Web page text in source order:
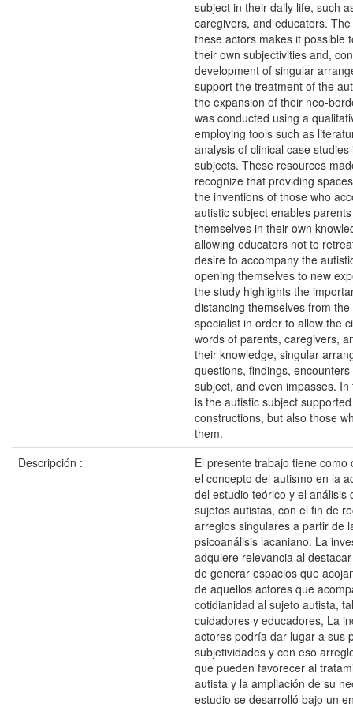
subject in their daily life, such
caregivers, and educators.
these actors makes it possible
their own subjectivities and,
development of singular
support the treatment of the
the expansion of their neo-
was conducted using a
employing tools such as
analysis of clinical case
subjects. These resources
recognize that providing
the inventions of those who
autistic subject enables
themselves in their own
allowing educators not to
desire to accompany the
opening themselves to new
the study highlights the
distancing themselves from
specialist in order to allow the
words of parents, caregivers,
their knowledge, singular
questions, findings,
subject, and even impasses. In
is the autistic subject
constructions, but also those
them.
Descripción :
El presente trabajo tiene como
el concepto del autismo en la
del estudio teórico y el análisis
sujetos autistas, con el fin de
arreglos singulares a partir de
psicoanálisis lacaniano. La
adquiere relevancia al
de generar espacios que
de aquellos actores que
cotidianidad al sujeto autista,
cuidadores y educadores, La
actores podría dar lugar a sus
subjetividades y con eso
que pueden favorecer al
autista y la ampliación de su
estudio se desarrolló bajo un